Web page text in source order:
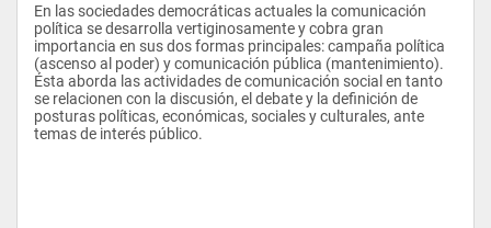
En las sociedades democráticas actuales la comunicación
política se desarrolla vertiginosamente y cobra gran
importancia en sus dos formas principales: campaña política
(ascenso al poder) y comunicación pública (mantenimiento).
Ésta aborda las actividades de comunicación social en tanto
se relacionen con la discusión, el debate y la definición de
posturas políticas, económicas, sociales y culturales, ante
temas de interés público.